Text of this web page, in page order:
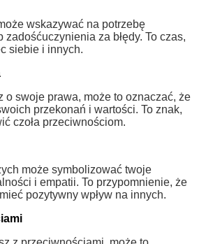
wskazywać na potrzebę
za błędy. To czas,
siebie i innych.
o swoje prawa, może to oznaczać, że
przekonań i wartości. To znak,
czoła przeciwnościom.
może symbolizować twoje
i empatii. To przypomnienie, że
pozytywny wpływ na innych.